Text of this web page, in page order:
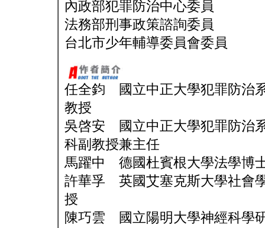
內政部犯罪防治中心委員
法務部刑事政策諮詢委員
台北市少年輔導委員會委員
任全鈞 國立中正大學犯罪防治
教授
吳啓安 國立中正大學犯罪防治
科副教授兼主任
馬躍中 德國杜賓根大學法學博
許華孚 英國艾塞克斯大學社會
授
陳巧雲 國立陽明大學神經科學